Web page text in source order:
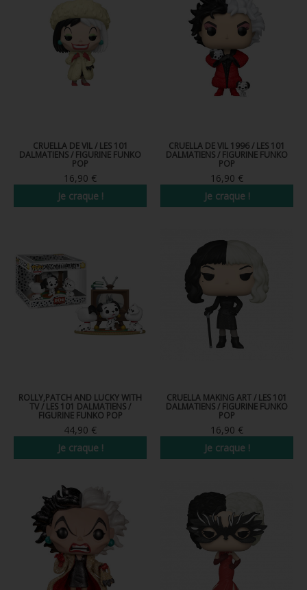
FIGURINE POP ROYALS FAMILY
FIGURINE POP RETRO TOYS
FIGURINES POP AUTRES COMICS
FUNKO VINYL SODA
FUNKO POP PIN
CRUELLA DE VIL / LES 101
DALMATIENS / FIGURINE FUNKO
POP
16,90 €
Je craque !
CRUELLA DE VIL 1996 / LES 101
DALMATIENS / FIGURINE FUNKO
POP
16,90 €
Je craque !
ROLLY,PATCH AND LUCKY WITH
TV / LES 101 DALMATIENS /
FIGURINE FUNKO POP
44,90 €
Je craque !
CRUELLA MAKING ART / LES 101
DALMATIENS / FIGURINE FUNKO
POP
16,90 €
Je craque !